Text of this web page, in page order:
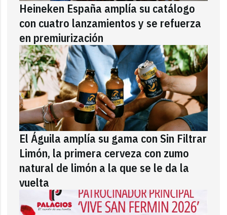
Heineken España amplía su catálogo
con cuatro lanzamientos y se refuerza
en premiurización
El Águila amplía su gama con Sin Filtrar
Limón, la primera cerveza con zumo
natural de limón a la que se le da la
vuelta